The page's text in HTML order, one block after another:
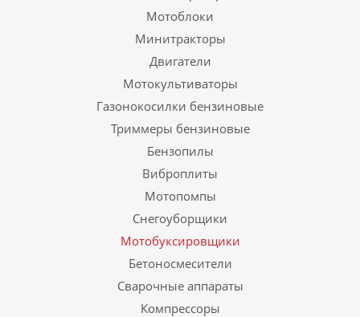
Мотоблоки
Минитракторы
Двигатели
Мотокультиваторы
Газонокосилки бензиновые
Триммеры бензиновые
Бензопилы
Виброплиты
Мотопомпы
Снегоуборщики
Мотобуксировщики
Бетоносмесители
Сварочные аппараты
Компрессоры